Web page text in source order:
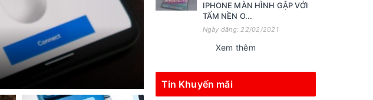
IPHONE MÀN HÌNH GẬP VỚI
TẤM NỀN O...
Ngày đăng: 22/02/2021
Xem thêm
Tin Khuyến mãi